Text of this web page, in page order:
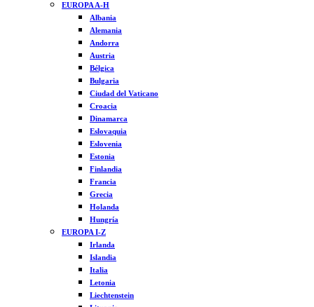
EUROPA A-H
Albania
Alemania
Andorra
Austria
Bélgica
Bulgaria
Ciudad del Vaticano
Croacia
Dinamarca
Eslovaquia
Eslovenia
Estonia
Finlandia
Francia
Grecia
Holanda
Hungría
EUROPA I-Z
Irlanda
Islandia
Italia
Letonia
Liechtenstein